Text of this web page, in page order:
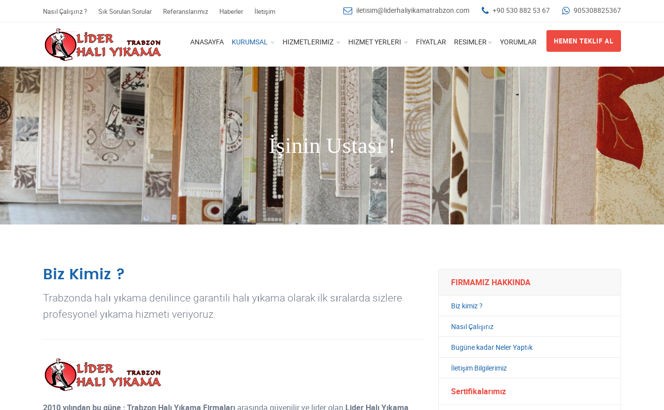
Nasıl Çalışırız ? Sık Sorulan Sorular Referanslarımız Haberler İletişim iletisim@liderhaliyikamatrabzon.com +90 530 882 53 67 905308825367
ANASAYFA KURUMSAL HIZMETLERIMIZ HIZMET YERLERI FİYATLAR RESIMLER YORUMLAR HEMEN TEKLIF AL
İşinin Ustası !
Biz Kimiz ?
Trabzonda halı yıkama denilince garantili halı yıkama olarak ilk sıralarda sizlere
profesyonel yıkama hizmeti veriyoruz.
2010 yılından bu güne ; Trabzon Halı Yıkama Firmaları arasında güvenilir ve lider olan Lider Halı Yıkama
FIRMAMIZ HAKKINDA
Biz kimiz ?
Nasıl Çalışırız
Bugüne kadar Neler Yaptık
İletişim Bilgilerimiz
Sertifikalarımız